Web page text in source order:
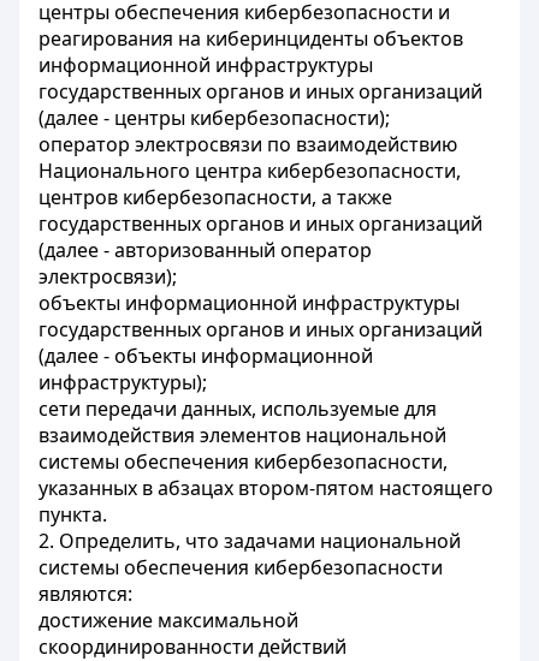
центры обеспечения кибербезопасности и
реагирования на киберинциденты объектов
информационной инфраструктуры
государственных органов и иных организаций
(далее - центры кибербезопасности);
оператор электросвязи по взаимодействию
Национального центра кибербезопасности,
центров кибербезопасности, а также
государственных органов и иных организаций
(далее - авторизованный оператор
электросвязи);
объекты информационной инфраструктуры
государственных органов и иных организаций
(далее - объекты информационной
инфраструктуры);
сети передачи данных, используемые для
взаимодействия элементов национальной
системы обеспечения кибербезопасности,
указанных в абзацах втором-пятом настоящего
пункта.
2. Определить, что задачами национальной
системы обеспечения кибербезопасности
являются:
достижение максимальной
скоординированности действий